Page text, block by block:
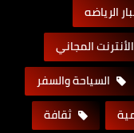
الرياضه
الأنترنت المجاني
السياحة والسفر
ثقافة